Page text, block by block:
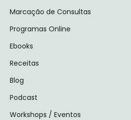
Marcação de Consultas
Programas Online
Ebooks
Receitas
Blog
Podcast
Workshops / Eventos